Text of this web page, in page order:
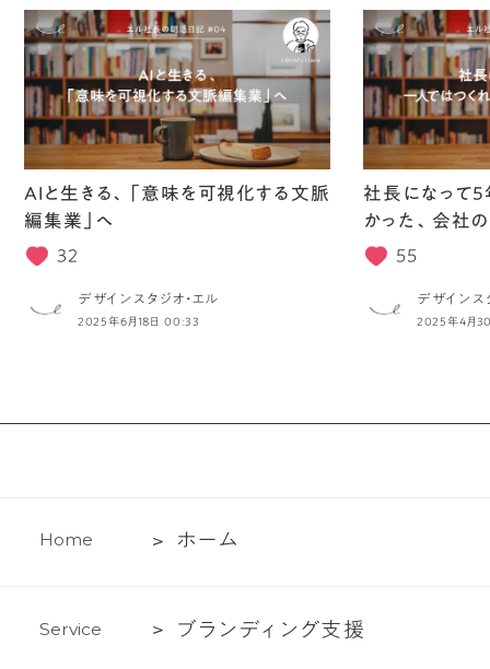
AIと生きる、「意味を可視化する文脈
編集業」へ
32
デザインスタジオ・エル
2025年6月18日 00:33
社長になって5
かった、会社
55
デザインス
2025年4月
Home
ホ
ホーム
Service
ブ
ブラ ン ディ ン グ支援